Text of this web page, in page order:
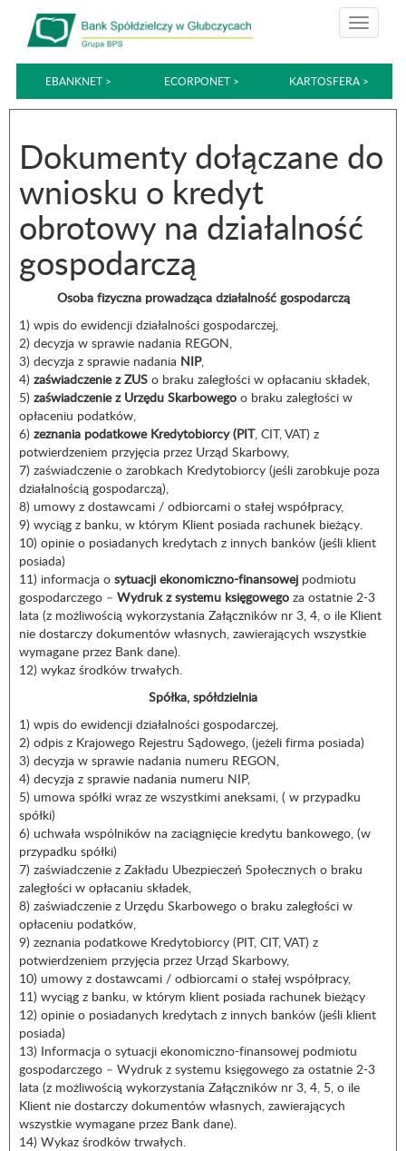
KARTOSFERA >
ECORPONET >
EBANKNET >
Dokumenty dołączane do
wniosku o kredyt
obrotowy na działalność
gospodarczą
Osoba fizyczna prowadząca działalność gospodarczą
1) wpis do ewidencji działalności gospodarczej,
2) decyzja w sprawie nadania REGON,
3) decyzja z sprawie nadania NIP,
4) zaświadczenie z ZUS o braku zaległości w opłacaniu składek,
5) zaświadczenie z Urzędu Skarbowego o braku zaległości w
opłaceniu podatków,
6) zeznania podatkowe Kredytobiorcy (PIT, CIT, VAT) z
potwierdzeniem przyjęcia przez Urząd Skarbowy,
7) zaświadczenie o zarobkach Kredytobiorcy (jeśli zarobkuje poza
działalnością gospodarczą),
8) umowy z dostawcami / odbiorcami o stałej współpracy,
9) wyciąg z banku, w którym Klient posiada rachunek bieżący.
10) opinie o posiadanych kredytach z innych banków (jeśli klient
posiada)
11) informacja o sytuacji ekonomiczno-finansowej podmiotu
gospodarczego – Wydruk z systemu księgowego za ostatnie 2-3
lata (z możliwością wykorzystania Załączników nr 3, 4, o ile Klient
nie dostarczy dokumentów własnych, zawierających wszystkie
wymagane przez Bank dane).
12) wykaz środków trwałych.
Spółka, spółdzielnia
1) wpis do ewidencji działalności gospodarczej,
2) odpis z Krajowego Rejestru Sądowego, (jeżeli firma posiada)
3) decyzja w sprawie nadania numeru REGON,
4) decyzja z sprawie nadania numeru NIP,
5) umowa spółki wraz ze wszystkimi aneksami, ( w przypadku
spółki)
6) uchwała wspólników na zaciągnięcie kredytu bankowego, (w
przypadku spółki)
7) zaświadczenie z Zakładu Ubezpieczeń Społecznych o braku
zaległości w opłacaniu składek,
8) zaświadczenie z Urzędu Skarbowego o braku zaległości w
opłaceniu podatków,
9) zeznania podatkowe Kredytobiorcy (PIT, CIT, VAT) z
potwierdzeniem przyjęcia przez Urząd Skarbowy,
10) umowy z dostawcami / odbiorcami o stałej współpracy,
11) wyciąg z banku, w którym klient posiada rachunek bieżący
12) opinie o posiadanych kredytach z innych banków (jeśli klient
posiada)
13) Informacja o sytuacji ekonomiczno-finansowej podmiotu
gospodarczego – Wydruk z systemu księgowego za ostatnie 2-3
lata (z możliwością wykorzystania Załączników nr 3, 4, 5, o ile
Klient nie dostarczy dokumentów własnych, zawierających
wszystkie wymagane przez Bank dane).
14) Wykaz środków trwałych.